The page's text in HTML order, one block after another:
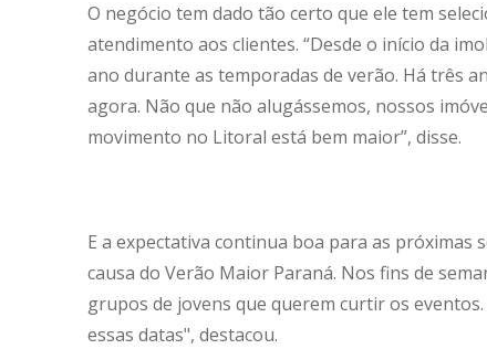
O negócio tem dado tão certo que ele tem
atendimento aos clientes. “Desde o início da
ano durante as temporadas de verão. Há três
agora. Não que não alugássemos, nossos
movimento no Litoral está bem maior”, disse.
E a expectativa continua boa para as próximas
causa do Verão Maior Paraná. Nos fins de
grupos de jovens que querem curtir os
essas datas", destacou.